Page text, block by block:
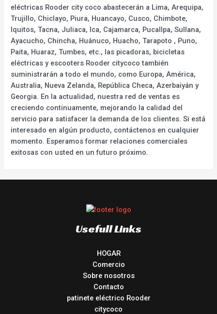
eléctricas Rooder city coco abastecerán a Lima, Arequipa,
Trujillo, Chiclayo, Piura, Huancayo, Cusco, Chimbote,
Iquitos, Tacna, Juliaca, Ica, Cajamarca, Pucallpa, Sullana,
Ayacucho, Chincha, Huánuco, Huacho, Tarapoto , Puno,
Paita, Huaraz, Tumbes, etc., las picadoras, bicicletas
eléctricas y escooters Rooder citycoco también
suministrarán a todo el mundo, como Europa, América,
Australia, Nueva Zelanda, República Checa, Azerbaiyán y
Georgia. En la actualidad, nuestra red de ventas es
creciendo continuamente, mejorando la calidad del
servicio para satisfacer la demanda de los clientes. Si está
interesado en algún producto, contáctenos en cualquier
momento. Esperamos formar relaciones comerciales
exitosas con usted en un futuro próximo.
Usefull Links
HOGAR
Comercio
Sobre nosotros
Contacto
patinete eléctrico Rooder
citycoco